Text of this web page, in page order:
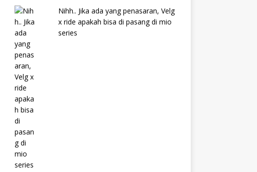
Nihh.. Jika ada yang penasaran, Velg
x ride apakah bisa di pasang di mio
series